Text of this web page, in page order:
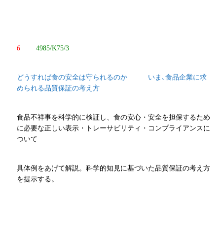
6 4985/K75/3
どうすれば食の安全は守られるのか いま､食品企業に求
められる品質保証の考え方
食品不祥事を科学的に検証し、食の安心・安全を担保するため
に必要な正しい表示・トレーサビリティ・コンプライアンスに
ついて
具体例をあげて解説。科学的知見に基づいた品質保証の考え方
を提示する。